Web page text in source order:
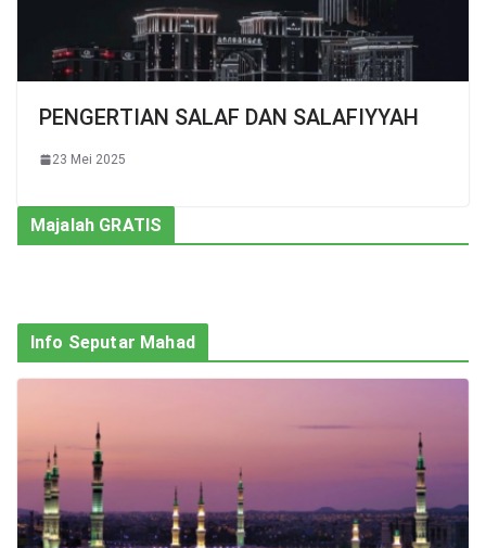
PENGERTIAN SALAF DAN SALAFIYYAH
23 Mei 2025
Majalah GRATIS
Info Seputar Mahad